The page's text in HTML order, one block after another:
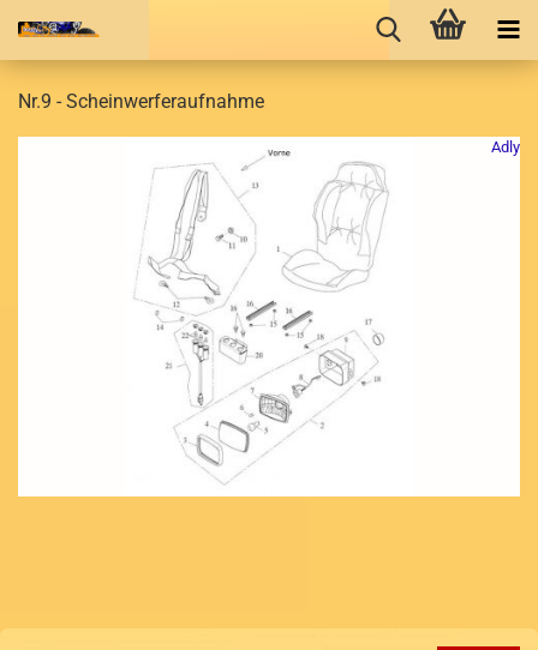
Nr.9 - Scheinwerferaufnahme
Adly